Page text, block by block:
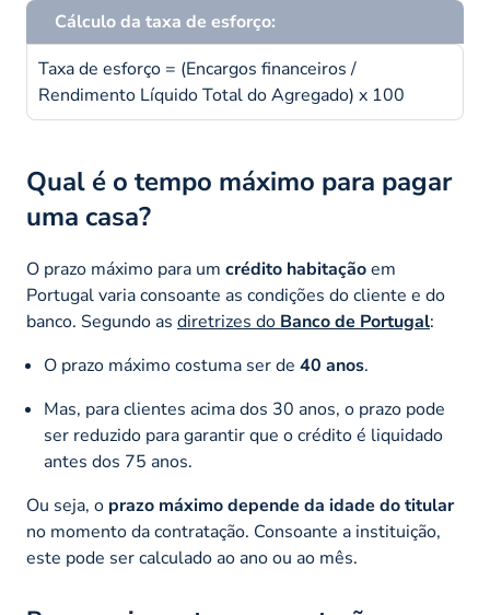
Cálculo da taxa de esforço:
Taxa de esforço = (Encargos financeiros /
Rendimento Líquido Total do Agregado) x 100
Qual é o tempo máximo para pagar
uma casa?
O prazo máximo para um crédito habitaçãoem
Portugal varia consoante as condições do cliente e do
banco. Segundo as diretrizes do Banco de Portugal:
O prazo máximo costuma ser de 40 anos.
Mas, para clientes acima dos 30 anos, o prazo pode
ser reduzido para garantir que o crédito é liquidado
antes dos 75 anos.
Ou seja, o prazo máximo depende da idade do titular
no momento da contratação. Consoante a instituição,
este pode ser calculado ao ano ou ao mês.